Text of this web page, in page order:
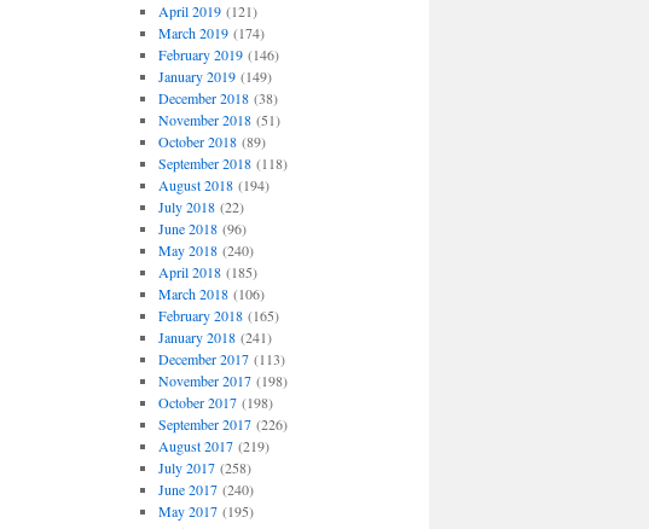
April 2019(121)
March 2019(174)
February 2019(146)
January 2019(149)
December 2018(38)
November 2018(51)
October 2018(89)
September 2018(118)
August 2018(194)
July 2018(22)
June 2018(96)
May 2018(240)
April 2018(185)
March 2018(106)
February 2018(165)
January 2018(241)
December 2017(113)
November 2017(198)
October 2017(198)
September 2017(226)
August 2017(219)
July 2017(258)
June 2017(240)
May 2017(195)